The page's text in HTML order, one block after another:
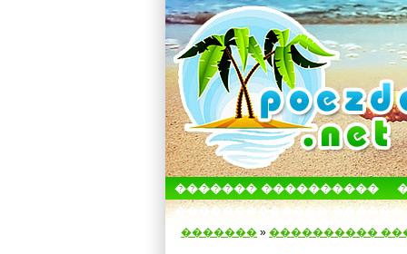
������� ����������
������������� ������
������� » ����������